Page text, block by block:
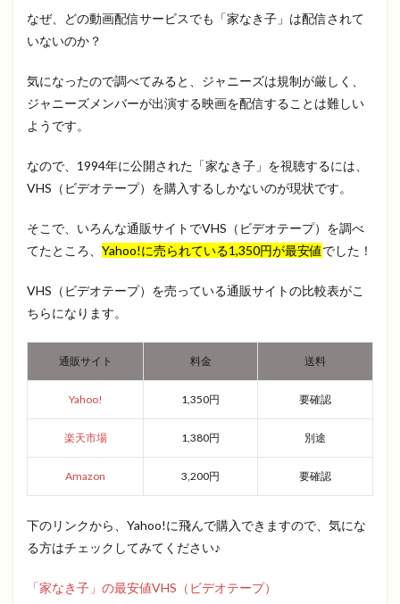
なぜ、どの動画配信サービスでも「家なき子」は配信されて
いないのか？
気になったので調べてみると、ジャニーズは規制が厳しく、
ジャニーズメンバーが出演する映画を配信することは難しい
ようです。
なので、1994年に公開された「家なき子」を視聴するには、
VHS（ビデオテープ）を購入するしかないのが現状です。
そこで、いろんな通販サイトでVHS（ビデオテープ）を調べ
てたところ、 Yahoo!に売られている1,350円が最安値でした！
VHS（ビデオテープ）を売っている通販サイトの比較表がこ
ちらになります。
通販サイト 料金 送料
Yahoo! 1,350円 要確認
楽天市場 1,380円 別途
Amazon 3,200円 要確認
下のリンクから、Yahoo!に飛んで購入できますので、気にな
る方はチェックしてみてください♪
「家なき子」の最安値VHS（ビデオテープ）